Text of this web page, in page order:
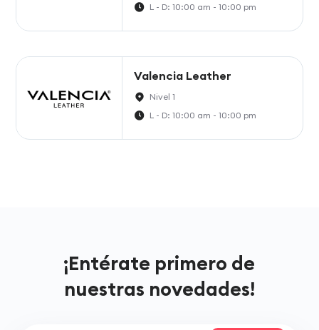
L - D: 10:00 am - 10:00 pm
Valencia Leather
Nivel 1
L - D: 10:00 am - 10:00 pm
¡Entérate primero de
nuestras novedades!